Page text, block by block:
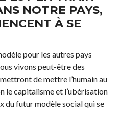
NOTRE PAYS,
À SE
pour les autres pays
vivons peut-être des
de mettre l’humain au
le capitalisme et l’ubérisation
du futur modèle social qui se